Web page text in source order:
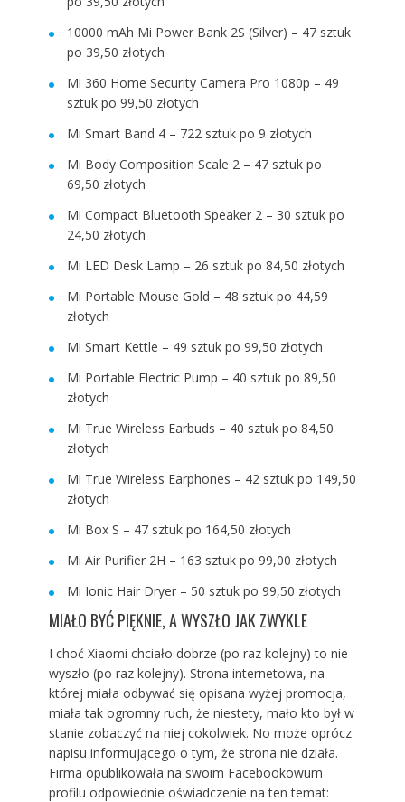
10000 mAh Mi Power Bank 2S (Silver) – 47 sztuk
po 39,50 złotych
Mi 360 Home Security Camera Pro 1080p – 49
sztuk po 99,50 złotych
Mi Smart Band 4 – 722 sztuk po 9 złotych
Mi Body Composition Scale 2 – 47 sztuk po
69,50 złotych
Mi Compact Bluetooth Speaker 2 – 30 sztuk po
24,50 złotych
Mi LED Desk Lamp – 26 sztuk po 84,50 złotych
Mi Portable Mouse Gold – 48 sztuk po 44,59
złotych
Mi Smart Kettle – 49 sztuk po 99,50 złotych
Mi Portable Electric Pump – 40 sztuk po 89,50
złotych
Mi True Wireless Earbuds – 40 sztuk po 84,50
złotych
Mi True Wireless Earphones – 42 sztuk po 149,50
złotych
Mi Box S – 47 sztuk po 164,50 złotych
Mi Air Purifier 2H – 163 sztuk po 99,00 złotych
Mi Ionic Hair Dryer – 50 sztuk po 99,50 złotych
MIAŁO BYĆ PIĘKNIE, A WYSZŁO JAK ZWYKLE
I choć Xiaomi chciało dobrze (po raz kolejny) to nie
wyszło (po raz kolejny). Strona internetowa, na
której miała odbywać się opisana wyżej promocja,
miała tak ogromny ruch, że niestety, mało kto był w
stanie zobaczyć na niej cokolwiek. No może oprócz
napisu informującego o tym, że strona nie działa.
Firma opublikowała na swoim Facebookowum
profilu odpowiednie oświadczenie na ten temat: